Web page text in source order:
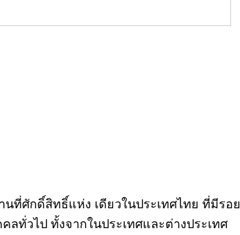
คอลัมน์"จับชีพจรวงการ
ที่ศักดิ์สิทธิ์แห่ง เดียวในประเทศไทย ที่มีรอย
ทั่วไป ทั้งจากในประเทศและต่างประเทศ